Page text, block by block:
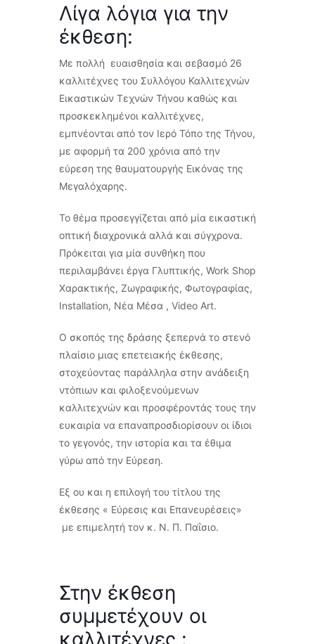
Λίγα λόγια για την
έκθεση:
Με πολλή ευαισθησία και σεβασμό 26
καλλιτέχνες του Συλλόγου Καλλιτεχνών
Εικαστικών Τεχνών Τήνου καθώς και
προσκεκλημένοι καλλιτέχνες,
εμπνέονται από τον Ιερό Τόπο της Τήνου,
με αφορμή τα 200 χρόνια από την
εύρεση της θαυματουργής Εικόνας της
Μεγαλόχαρης.
Το θέμα προσεγγίζεται από μία εικαστική
οπτική διαχρονικά αλλά και σύγχρονα.
Πρόκειται για μία συνθήκη που
περιλαμβάνει έργα Γλυπτικής, Work Shop
Χαρακτικής, Ζωγραφικής, Φωτογραφίας,
Installation, Νέα Μέσα , Video Art.
Ο σκοπός της δράσης ξεπερνά το στενό
πλαίσιο μιας επετειακής έκθεσης,
στοχεύοντας παράλληλα στην ανάδειξη
ντόπιων και φιλοξενούμενων
καλλιτεχνών και προσφέροντάς τους την
ευκαιρία να επαναπροσδιορίσουν οι ίδιοι
το γεγονός, την ιστορία και τα έθιμα
γύρω από την Εύρεση.
Εξ ου και η επιλογή του τίτλου της
έκθεσης « Εύρεσις και Επανευρέσεις»
με επιμελητή τον κ. Ν. Π. Παΐσιο.
Στην έκθεση
συμμετέχουν οι
καλλιτέχνες :